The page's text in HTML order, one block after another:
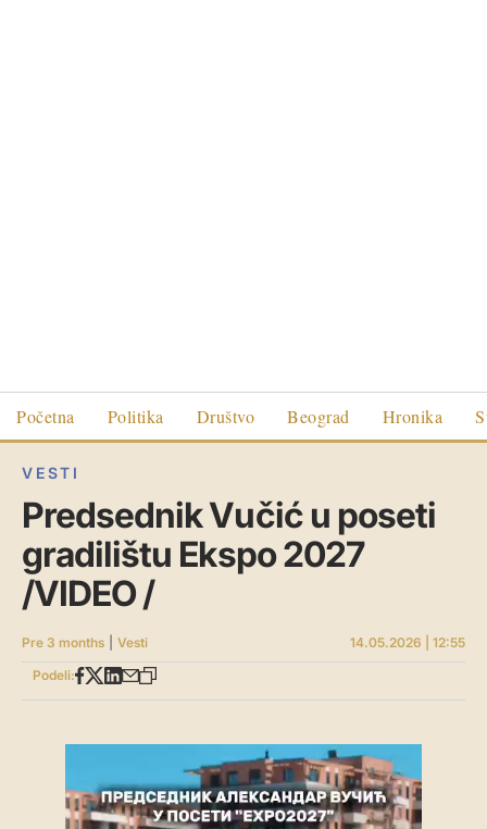
Početna Politika Društvo Beograd Hronika
VESTI
Predsednik Vučić u poseti
gradilištu Ekspo 2027
/VIDEO /
Pre 3 months Vesti
14.05.2026 | 12:55
Podeli: